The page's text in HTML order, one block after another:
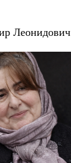
Леонидович